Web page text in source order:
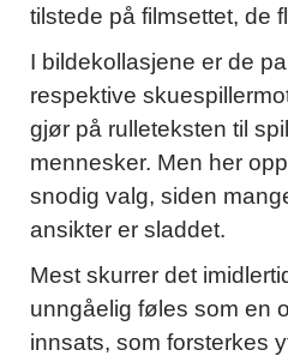
tilstede på filmsettet, de
I bildekollasjene er de
respektive
gjør på rulleteksten til
mennesker. Men her
snodig valg, siden
ansikter er sladdet.
Mest skurrer det
unngåelig føles som en
innsats, som forsterkes